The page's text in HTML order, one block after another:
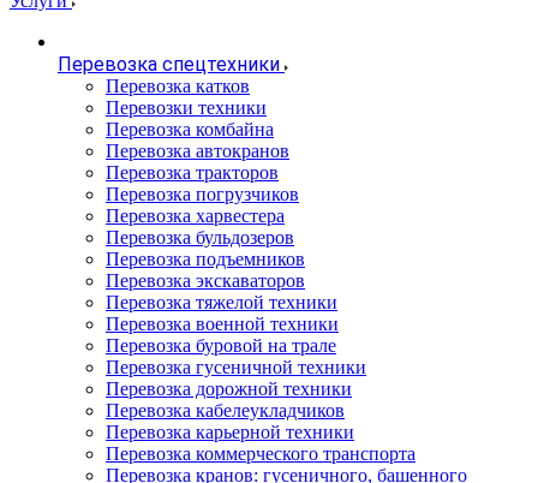
Перевозка спецтехники
Перевозка катков
Перевозки техники
Перевозка комбайна
Перевозка автокранов
Перевозка тракторов
Перевозка погрузчиков
Перевозка харвестера
Перевозка бульдозеров
Перевозка подъемников
Перевозка экскаваторов
Перевозка тяжелой техники
Перевозка военной техники
Перевозка буровой на трале
Перевозка гусеничной техники
Перевозка дорожной техники
Перевозка кабелеукладчиков
Перевозка карьерной техники
Перевозка коммерческого транспорта
Перевозка кранов: гусеничного, башенного